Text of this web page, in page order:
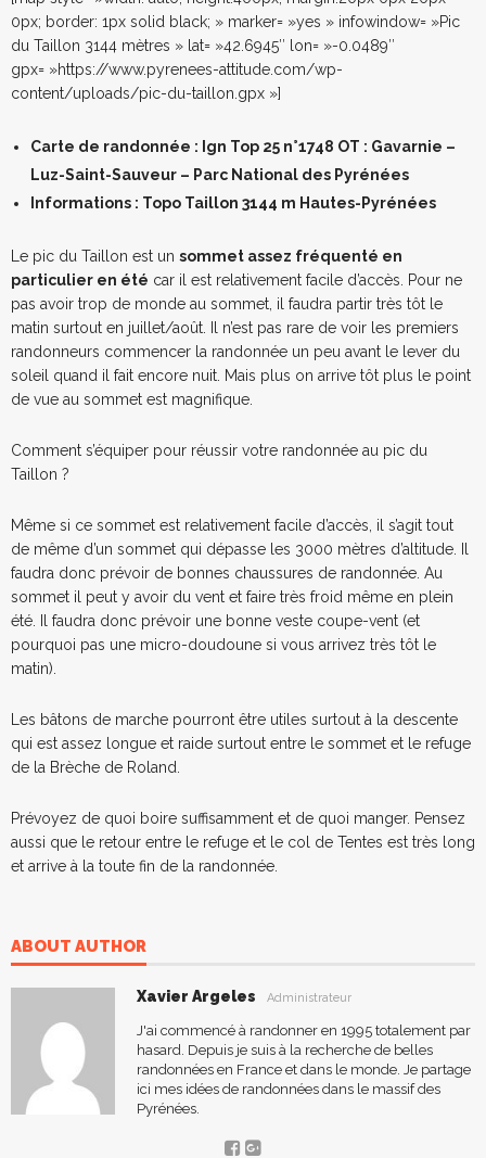
0px; border: 1px solid black; » marker= »yes » infowindow= »Pic
du Taillon 3144 mètres » lat= »42.6945″ lon= »-0.0489″
gpx= »https://www.pyrenees-attitude.com/wp-
content/uploads/pic-du-taillon.gpx »]
Carte de randonnée : Ign Top 25 n°1748 OT : Gavarnie –
Luz-Saint-Sauveur – Parc National des Pyrénées
Informations : Topo Taillon 3144 m Hautes-Pyrénées
Le pic du Taillon est un sommet assez fréquenté en
particulier en été car il est relativement facile d’accès. Pour ne
pas avoir trop de monde au sommet, il faudra partir très tôt le
matin surtout en juillet/août. Il n’est pas rare de voir les premiers
randonneurs commencer la randonnée un peu avant le lever du
soleil quand il fait encore nuit. Mais plus on arrive tôt plus le point
de vue au sommet est magnifique.
Comment s’équiper pour réussir votre randonnée au pic du
Taillon ?
Même si ce sommet est relativement facile d’accès, il s’agit tout
de même d’un sommet qui dépasse les 3000 mètres d’altitude. Il
faudra donc prévoir de bonnes chaussures de randonnée. Au
sommet il peut y avoir du vent et faire très froid même en plein
été. Il faudra donc prévoir une bonne veste coupe-vent (et
pourquoi pas une micro-doudoune si vous arrivez très tôt le
matin).
Les bâtons de marche pourront être utiles surtout à la descente
qui est assez longue et raide surtout entre le sommet et le refuge
de la Brèche de Roland.
Prévoyez de quoi boire suffisamment et de quoi manger. Pensez
aussi que le retour entre le refuge et le col de Tentes est très long
et arrive à la toute fin de la randonnée.
ABOUT AUTHOR
Xavier Argeles Administrateur
J'ai commencé à randonner en 1995 totalement par
hasard. Depuis je suis à la recherche de belles
randonnées en France et dans le monde. Je partage
ici mes idées de randonnées dans le massif des
Pyrénées.